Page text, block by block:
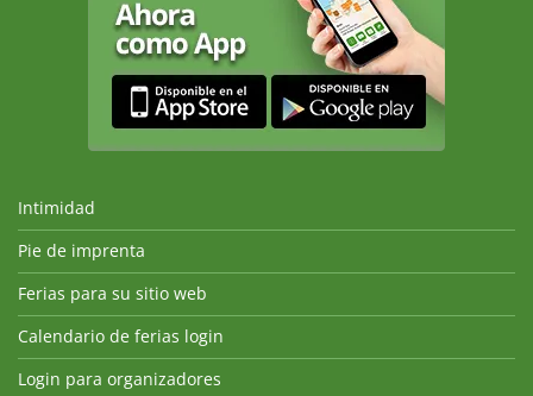
Intimidad
Pie de imprenta
Ferias para su sitio web
Calendario de ferias login
Login para organizadores